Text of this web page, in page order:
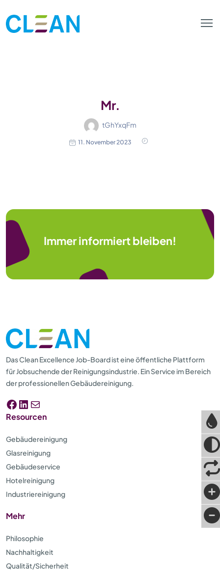
Mr.
tGhYxqFm
11. November 2023
Immer informiert bleiben!
Das Clean Excellence Job-Board ist eine öffentliche Plattform
für Jobsuchende der Reinigungsindustrie. Ein Service im Bereich
der professionellen Gebäudereinigung.
Facebook
LinkedIn
E-Mail
Resourcen
Gebäudereinigung
Glasreinigung
Gebäudeservice
Hotelreinigung
Industriereinigung
Mehr
Philosophie
Nachhaltigkeit
Qualität/Sicherheit